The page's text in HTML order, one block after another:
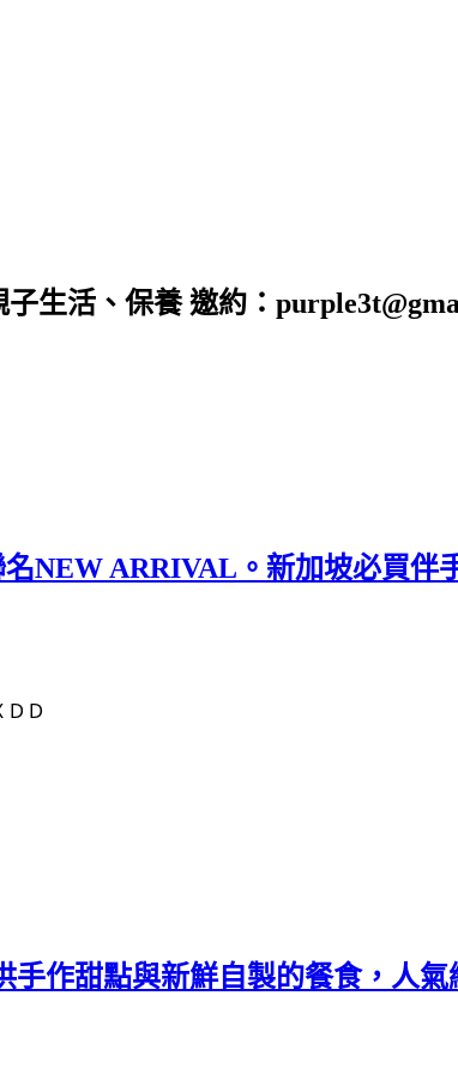
生活、保養 邀約：
NEW ARRIVAL。新加坡必買伴
Ｄ
作甜點與新鮮自製的餐食，人氣